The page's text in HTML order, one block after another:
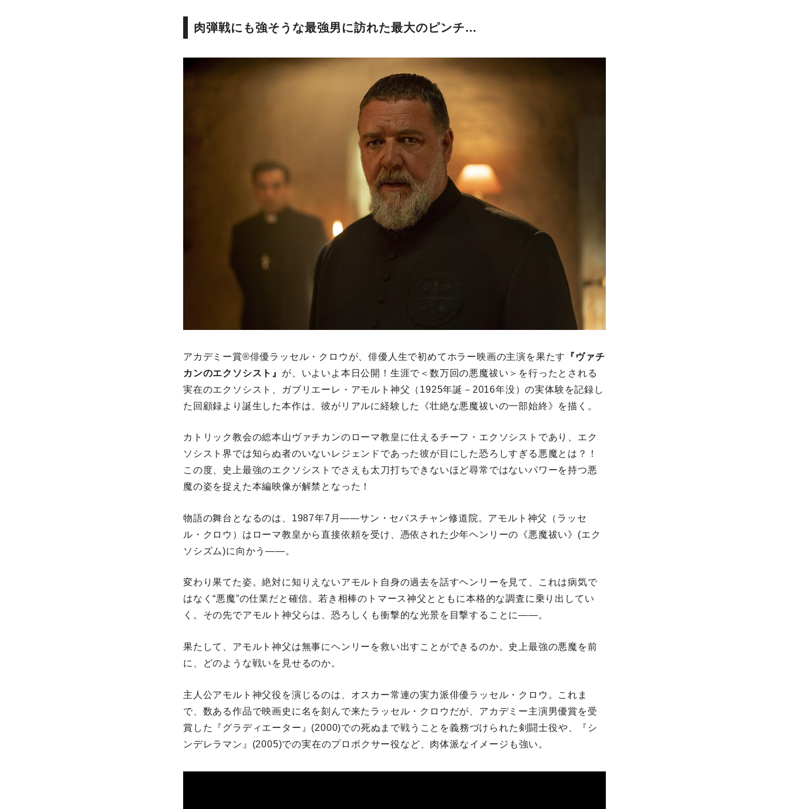
肉弾戦にも強そうな最強男に訪れた最大のピンチ…
アカデミー賞®俳優ラッセル・クロウが、俳優人生で初めてホラー映画の主演を果たす
『ヴァチ
カンのエクソシスト』 が、いよいよ本日公開！生涯で＜数万回の悪魔祓い＞を行ったとされる
実在のエクソシスト、ガブリエーレ・アモルト神父（1925年誕－2016年没）の実体験を記録し
た回顧録より誕生した本作は、彼がリアルに経験した《壮絶な悪魔祓いの一部始終》を描く。
カトリック教会の総本山ヴァチカンのローマ教皇に仕えるチーフ・エクソシストであり、エク
ソシスト界では知らぬ者のいないレジェンドであった彼が目にした恐ろしすぎる悪魔とは？！
この度、史上最強のエクソシストでさえも太刀打ちできないほど尋常ではないパワーを持つ悪
魔の姿を捉えた本編映像が解禁となった！
物語の舞台となるのは、1987年7月――サン・セバスチャン修道院。アモルト神父（ラッセ
ル・クロウ）はローマ教皇から直接依頼を受け、憑依された少年ヘンリーの《悪魔祓い》(エク
ソシズム)に向かう――。
変わり果てた姿。絶対に知りえないアモルト自身の過去を話すヘンリーを見て、これは病気で
はなく“悪魔”の仕業だと確信。若き相棒のトマース神父とともに本格的な調査に乗り出してい
く。その先でアモルト神父らは、恐ろしくも衝撃的な光景を目撃することに――。
果たして、アモルト神父は無事にヘンリーを救い出すことができるのか。史上最強の悪魔を前
に、どのような戦いを見せるのか。
主人公アモルト神父役を演じるのは、オスカー常連の実力派俳優ラッセル・クロウ。これま
で、数ある作品で映画史に名を刻んで来たラッセル・クロウだが、アカデミー主演男優賞を受
賞した『グラディエーター』(2000)での死ぬまで戦うことを義務づけられた剣闘士役や、『シ
ンデレラマン』(2005)での実在のプロボクサー役など、肉体派なイメージも強い。